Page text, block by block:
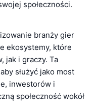
społeczności.
branży gier
ekosystemy, które
jak i graczy. Ta
służyć jako most
inwestorów i
społeczność wokół